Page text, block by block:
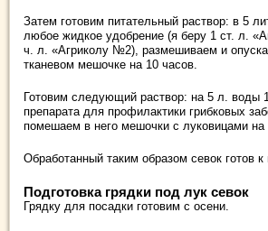
Затем готовим питательный раствор: в 5
любое жидкое удобрение (я беру 1 ст. л.
ч. л. «Агриколу №2), размешиваем и
тканевом мешочке на 10 часов.
Готовим следующий раствор: на 5 л. воды
препарата для профилактики грибковых
помешаем в него мешочки с луковицами на
Обработанный таким образом севок готов к
Подготовка грядки под лук севок
Грядку для посадки готовим с осени.